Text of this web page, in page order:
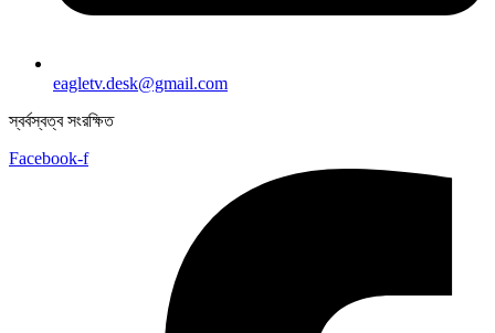
eagletv.desk@gmail.com
স্বর্বস্বত্ব সংরক্ষিত
Facebook-f